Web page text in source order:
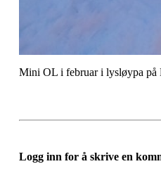
Mini OL i februar i lysløypa på
Logg inn for å skrive en